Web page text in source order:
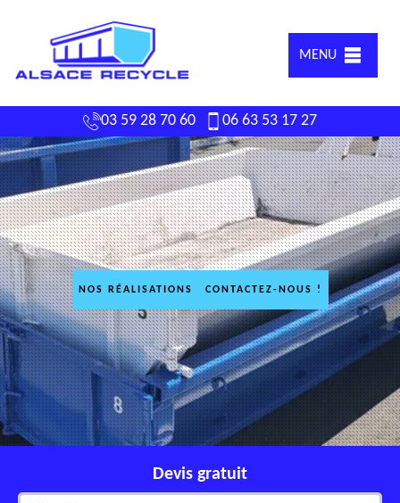
MENU
03 59 28 70 60 06 63 53 17 27
NOS RÉALISATIONS CONTACTEZ-NOUS !
Devis gratuit